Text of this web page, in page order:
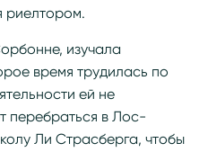
риелтором.
изучала
время трудилась по
ей не
перебраться в Лос-
Ли Страсберга, чтобы